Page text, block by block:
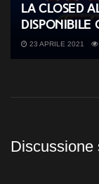
La closed
disponibile
23 APRILE 2021
Discussione